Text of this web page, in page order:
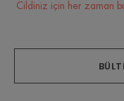
Cildiniz için her zaman